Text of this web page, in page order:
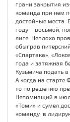
грани закрытия
команда при нем
достойные места.
году – восьмой,
лиге. Неплохо
обыграв
«Спартака»,
года и затяжная
Кузьмича подать в
А когда на старте
то по решению
Непомнящий в
«Томи» и сумел
команду в